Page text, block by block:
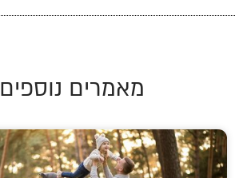
מאמרים נוספים